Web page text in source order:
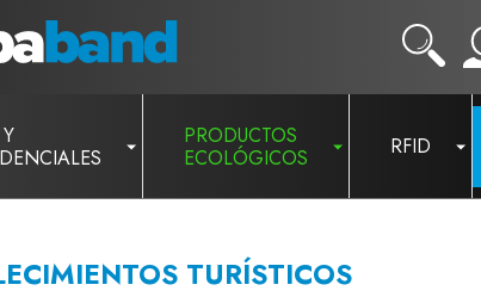
PRODUCTOS
ECOLÓGICOS
RFID
TURÍSTICOS